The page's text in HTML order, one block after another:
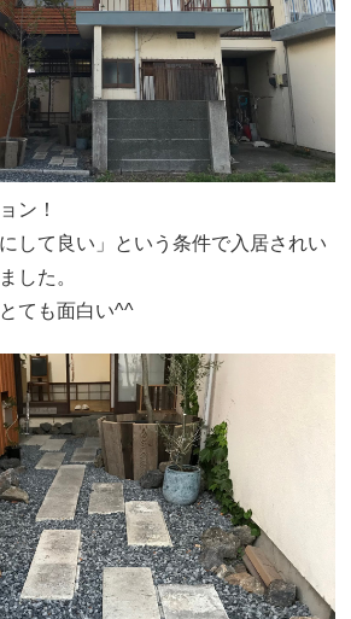
ン！
して良い」という条件で入居されい
した。
ても面白い^^